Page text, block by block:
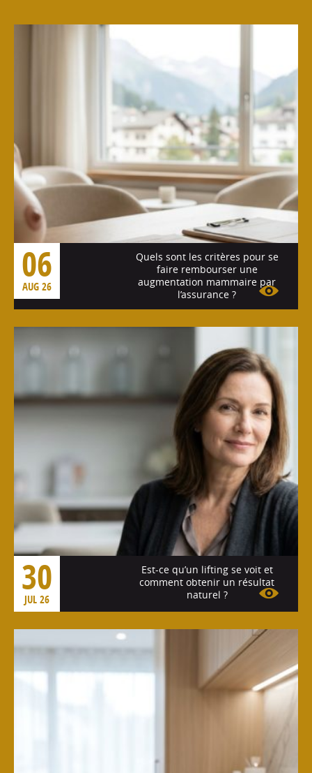
06
AUG 26
Quels sont les critères pour se
faire rembourser une
augmentation mammaire par
l’assurance ?
Voir l'article
30
JUL 26
Est-ce qu’un lifting se voit et
comment obtenir un résultat
naturel ?
Voir l'article